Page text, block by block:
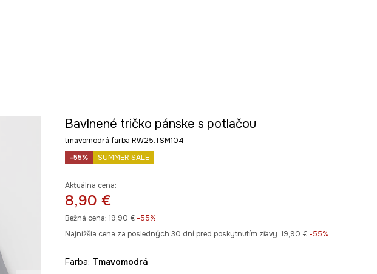
Bavlnené tričko pánske s potlačou
tmavomodrá farba RW25.TSM104
-55%
SUMMER SALE
Aktuálna cena:
8,90 €
Bežná cena: 19,90 €-55%
Najnižšia cena za posledných 30 dní pred poskytnutím zľavy: 19,90 € -55%
Farba: tmavomodrá